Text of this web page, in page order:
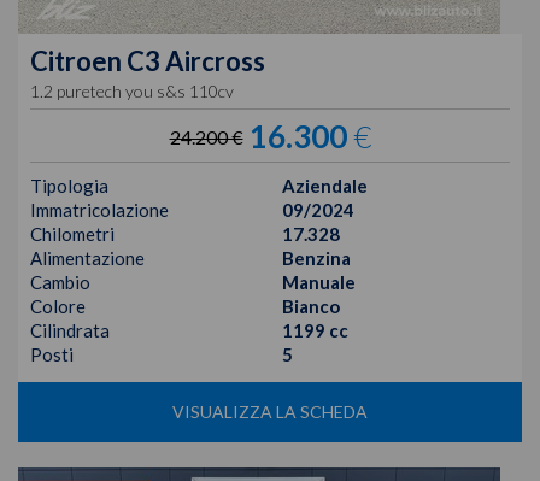
Citroen C3 Aircross
1.2 puretech you s&s 110cv
24.200 € 16.300€
Tipologia
Aziendale
Immatricolazione
09/2024
Chilometri
17.328
Alimentazione
Benzina
Cambio
Manuale
Colore
Bianco
Cilindrata
1199 cc
Posti
5
VISUALIZZA LA SCHEDA